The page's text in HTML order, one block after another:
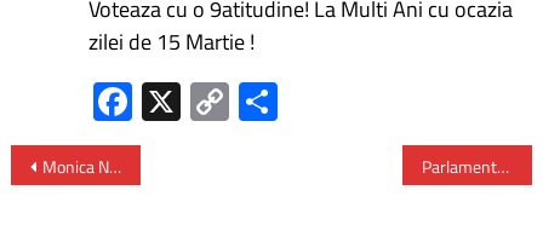
Voteaza cu o 9atitudine! La Multi Ani cu ocazia
zilei de 15 Martie !
Fa
ce
b
X C
o
Monica Niculescu – în semifinalele probei de dublu la Charleston Parlamentul European a aprobat prelungirea sprijinului comercial pentru Republica Moldova